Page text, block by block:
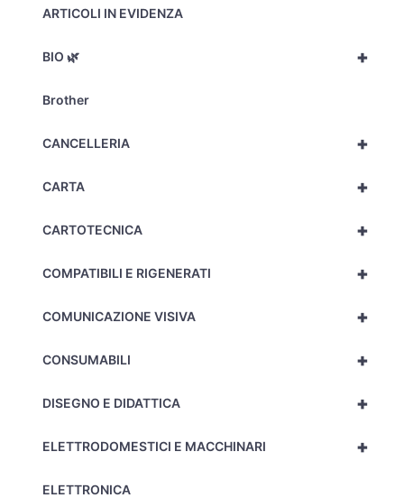
ARTICOLI IN EVIDENZA
+
BIO 🌿
Brother
+
CANCELLERIA
+
CARTA
+
CARTOTECNICA
+
COMPATIBILI E RIGENERATI
+
COMUNICAZIONE VISIVA
+
CONSUMABILI
+
DISEGNO E DIDATTICA
+
ELETTRODOMESTICI E MACCHINARI
ELETTRONICA